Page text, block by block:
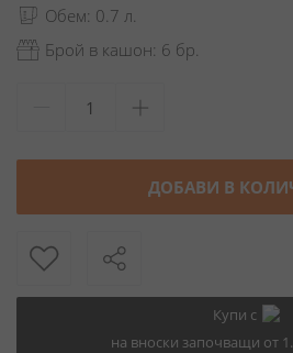
Обем: 0.7 л.
Брой в кашон: 6 бр.
ДОБАВИ В
Купи с
на вноски започващи от